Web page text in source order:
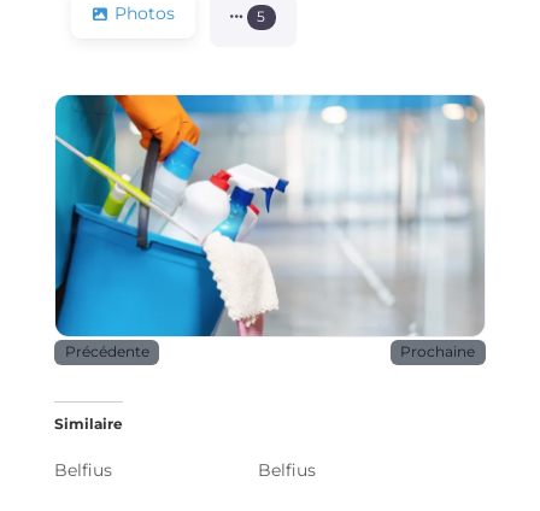
Photos 5
Précédente Prochaine
Similaire
Belfius Belfius